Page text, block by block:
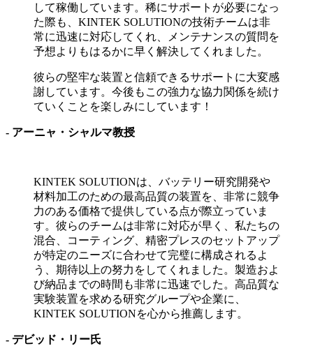
して稼働しています。稀にサポートが必要になっ
た際も、KINTEK SOLUTIONの技術チームは非
常に迅速に対応してくれ、メンテナンスの質問を
予想よりもはるかに早く解決してくれました。
彼らの堅牢な装置と信頼できるサポートに大変感
謝しています。今後もこの強力な協力関係を続け
ていくことを楽しみにしています！
- アーニャ・シャルマ教授
KINTEK SOLUTIONは、バッテリー研究開発や
材料加工のための最高品質の装置を、非常に競争
力のある価格で提供している点が際立っていま
す。彼らのチームは非常に対応が早く、私たちの
混合、コーティング、精密プレスのセットアップ
が特定のニーズに合わせて完璧に構成されるよ
う、期待以上の努力をしてくれました。製造およ
び納品までの時間も非常に迅速でした。高品質な
実験装置を求める研究グループや企業に、
KINTEK SOLUTIONを心から推薦します。
- デビッド・リー氏